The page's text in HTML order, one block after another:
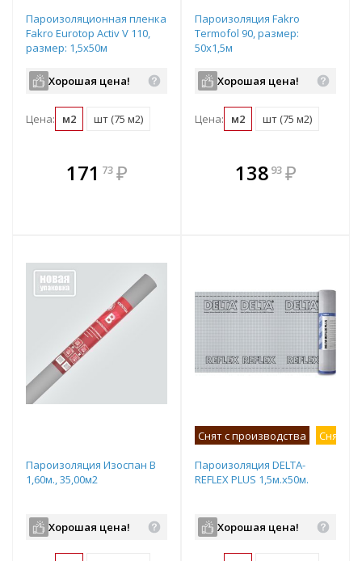
Пароизоляционная пленка
Fakro Eurotop Activ V 110,
размер: 1,5х50м
Хорошая цена!
Цена: м2 шт (75 м2)
171 73 ₽
В комплекте
всегда выгоднее!
Пароизоляция Fakro
Termofol 90, размер:
50х1,5м
Хорошая цена!
Цена: м2 шт (75 м2)
В комплекте
всегда выгоднее!
138 93 ₽
Пароизоляция Изоспан B
1,60м., 35,00м2
Хорошая цена!
Снят с производства
Снят с
Пароизоляция DELTA-
REFLEX PLUS 1,5м.х50м.
Хорошая цена!